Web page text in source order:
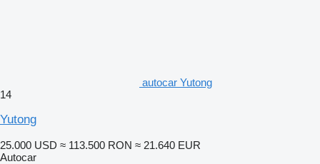
autocar Yutong
14
Yutong
25.000 USD ≈ 113.500 RON ≈ 21.640 EUR
Autocar